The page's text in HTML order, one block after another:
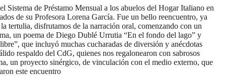
de Préstamo Mensual a los abuelos del Hogar Italiano en
de su Profesora Lorena García. Fue un bello reencuentro, ya
tertulia, disfrutamos de la narración oral, comenzando con un
un poema de Diego Dublé Urrutia “En el fondo del lago” y
que incluyó muchas cucharadas de diversión y anécdotas
respaldo del CdG, quienes nos regalonearon con sabrosos
un proyecto sinérgico, de vinculación con el medio externo, que
este encuentro